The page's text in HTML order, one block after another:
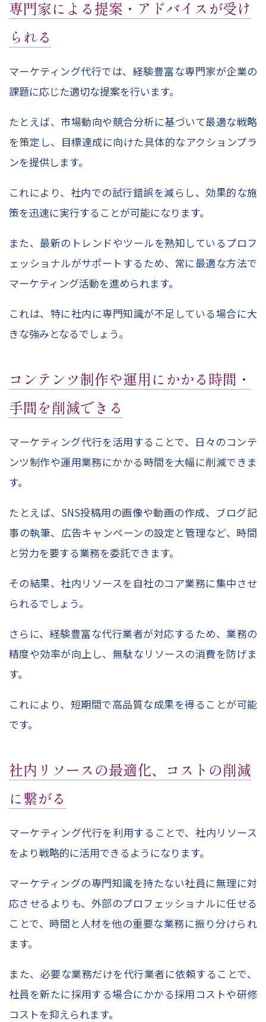
専門家による提案・アドバイスが受け
られる
マーケティング代行では、経験豊富な専門家が企業の
課題に応じた適切な提案を行います。
たとえば、市場動向や競合分析に基づいて最適な戦略
を策定し、目標達成に向けた具体的なアクションプラ
ンを提供します。
これにより、社内での試行錯誤を減らし、効果的な施
策を迅速に実行することが可能になります。
また、最新のトレンドやツールを熟知しているプロフ
ェッショナルがサポートするため、常に最適な方法で
マーケティング活動を進められます。
これは、特に社内に専門知識が不足している場合に大
きな強みとなるでしょう。
コンテンツ制作や運用にかかる時間・
手間を削減できる
マーケティング代行を活用することで、日々のコンテ
ンツ制作や運用業務にかかる時間を大幅に削減できま
す。
たとえば、 SNS投稿用の画像や動画の作成、ブログ記
事の執筆、広告キャンペーンの設定と管理など、時間
と労力を要する業務を委託できます。
その結果、社内リソースを自社のコア業務に集中させ
られるでしょう。
さらに、経験豊富な代行業者が対応するため、業務の
精度や効率が向上し、無駄なリソースの消費を防げま
す。
これにより、短期間で高品質な成果を得ることが可能
です。
社内リソースの最適化、コストの削減
に繋がる
マーケティング代行を利用することで、社内リソース
をより戦略的に活用できるようになります。
マーケティングの専門知識を持たない社員に無理に対
応させるよりも、外部のプロフェッショナルに任せる
ことで、時間と人材を他の重要な業務に振り分けられ
ます。
また、必要な業務だけを代行業者に依頼することで、
社員を新たに採用する場合にかかる採用コストや研修
コストを抑えられます。